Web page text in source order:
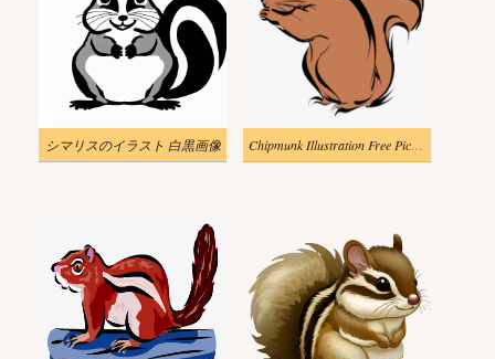
シマリスのイラスト 白黒画像 Chipmunk Illustration Free Picture